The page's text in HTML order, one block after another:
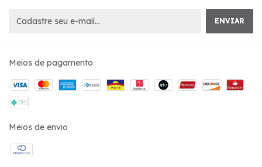
Meios de pagamento
Meios de envio